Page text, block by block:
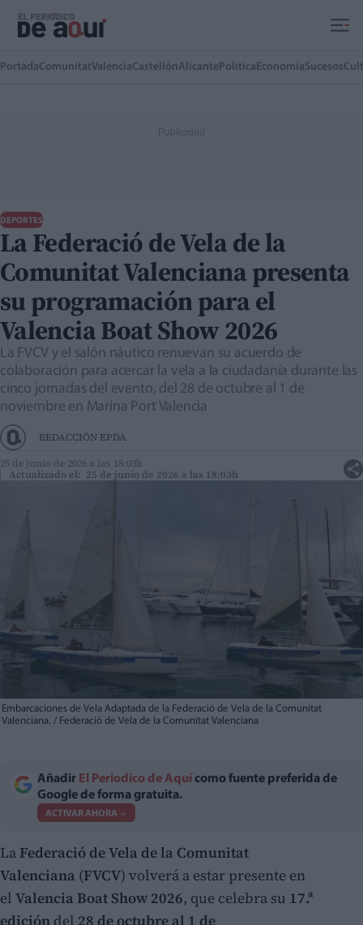
PortadaComunitatValenciaCastellónAlicante Política EconomíaSucesos
DEPORTES
La Federació de Vela de la
Comunitat Valenciana presenta
su programación para el
Valencia Boat Show 2026
La FVCV y el salón náutico renuevan su acuerdo de
colaboración para acercar la vela a la ciudadanía durante las
cinco jornadas del evento, del 28 de octubre al 1 de
noviembre en Marina Port Valencia
REDACCIÓN EPDA
25 de junio de 2026 a las 18:03h
Actualizado el: 25 de junio de 2026 a las 18:03h
Embarcaciones de Vela Adaptada de la Federació de Vela de la Comunitat
Valenciana. / Federació de Vela de la Comunitat Valenciana
Añadir El Periodico de Aquí como fuente preferida de
Google de forma gratuita.
ACTIVAR AHORA
La Federació de Vela de la Comunitat
Valenciana (FVCV) volverá a estar presente en
el Valencia Boat Show 2026, que celebra su 17.ª
edición del 28 de octubre al 1 de